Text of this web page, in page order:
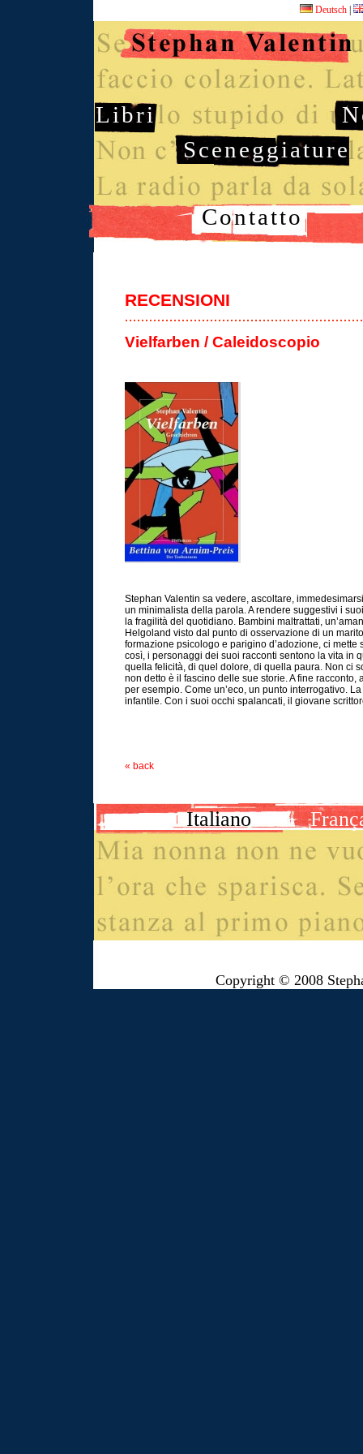
Deutsch
Libri
Sceneggiature
Contatto
RECENSIONI
Vielfarben / Caleidoscopio
Stephan Valentin sa vedere, ascoltare,
un minimalista della parola. A rendere suggestivi i
la fragilità del quotidiano. Bambini maltrattati,
Helgoland visto dal punto di osservazione di un
formazione psicologo e parigino d’adozione, ci
così, i personaggi dei suoi racconti sentono la vita in
quella felicità, di quel dolore, di quella paura. Non ci
non detto è il fascino delle sue storie. A fine racconto,
per esempio. Come un’eco, un punto interrogativo.
infantile. Con i suoi occhi spalancati, il giovane
« back
Italiano
Copyright © 2008